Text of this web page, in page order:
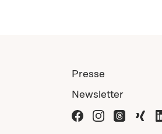
Presse
Newsletter